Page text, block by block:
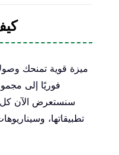
فوريًا إلى
سنستعرض الآن
تطبيقاتها،